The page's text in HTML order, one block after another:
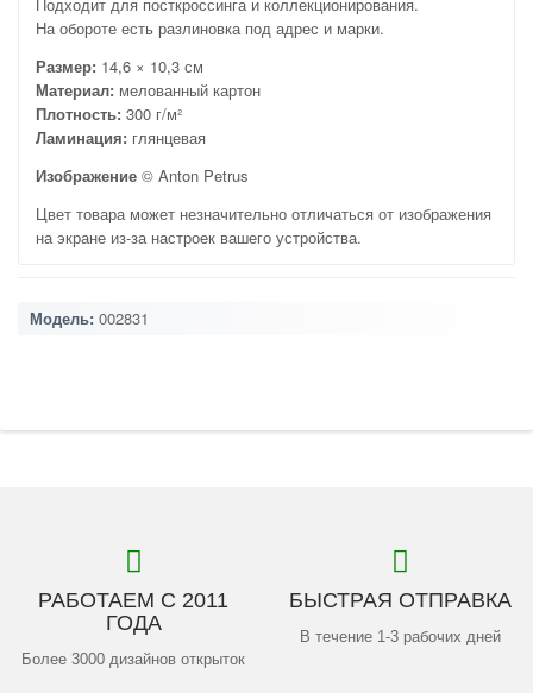
На обороте есть разлиновка под адрес и марки.
Размер: 14,6 × 10,3 см
Материал: мелованный картон
Плотность: 300 г/м²
Ламинация: глянцевая
Изображение © Anton Petrus
Цвет товара может незначительно отличаться от изображения
на экране из-за настроек вашего устройства.
Модель: 002831
РАБОТАЕМ С 2011
ГОДА
Более 3000 дизайнов открыток
БЫСТРАЯ ОТПРАВКА
В течение 1-3 рабочих дней